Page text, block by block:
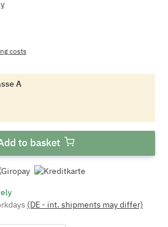
costs
A
to basket
(DE - int. shipments may differ)